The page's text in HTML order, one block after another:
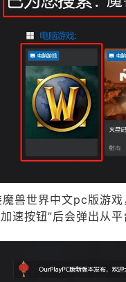
兽世界中文pc版游
速按钮”后会弹出从